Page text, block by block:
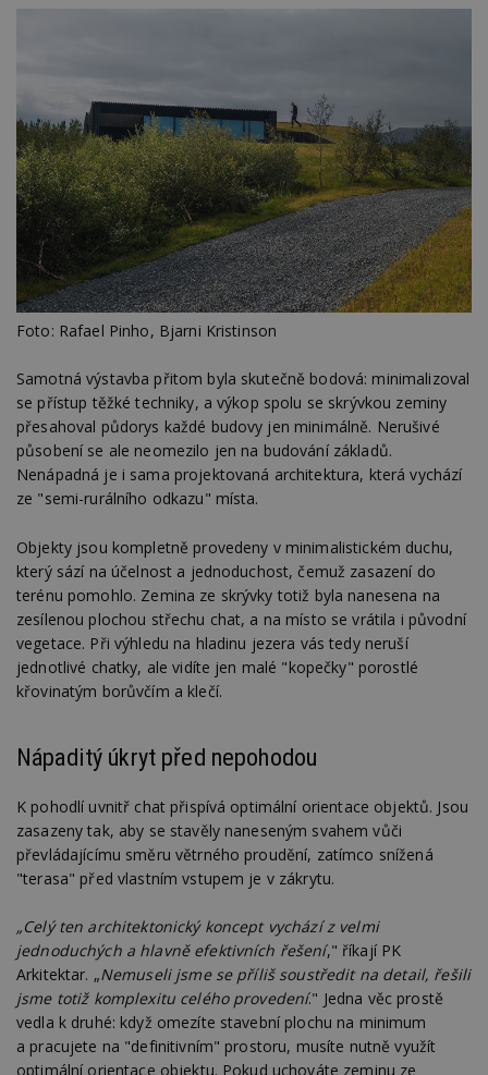
Foto: Rafael Pinho, Bjarni Kristinson
Samotná výstavba přitom byla skutečně bodová: minimalizoval
se přístup těžké techniky, a výkop spolu se skrývkou zeminy
přesahoval půdorys každé budovy jen minimálně. Nerušivé
působení se ale neomezilo jen na budování základů.
Nenápadná je i sama projektovaná architektura, která vychází
ze "semi-rurálního odkazu" místa.
Objekty jsou kompletně provedeny v minimalistickém duchu,
který sází na účelnost a jednoduchost, čemuž zasazení do
terénu pomohlo. Zemina ze skrývky totiž byla nanesena na
zesílenou plochou střechu chat, a na místo se vrátila i původní
vegetace. Při výhledu na hladinu jezera vás tedy neruší
jednotlivé chatky, ale vidíte jen malé "kopečky" porostlé
křovinatým borůvčím a klečí.
Nápaditý úkryt před nepohodou
K pohodlí uvnitř chat přispívá optimální orientace objektů. Jsou
zasazeny tak, aby se stavěly naneseným svahem vůči
převládajícímu směru větrného proudění, zatímco snížená
"terasa" před vlastním vstupem je v zákrytu.
„Celý ten architektonický koncept vychází z velmi
jednoduchých a hlavně efektivních řešení," říkají PK
Arkitektar. „Nemuseli jsme se příliš soustředit na detail, řešili
jsme totiž komplexitu celého provedení." Jedna věc prostě
vedla k druhé: když omezíte stavební plochu na minimum
a pracujete na "definitivním" prostoru, musíte nutně využít
optimální orientace objektu. Pokud uchováte zeminu ze